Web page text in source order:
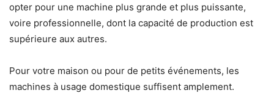
opter pour une machine plus grande et plus puissante,
voire professionnelle, dont la capacité de production est
supérieure aux autres.
Pour votre maison ou pour de petits événements, les
machines à usage domestique suffisent amplement.